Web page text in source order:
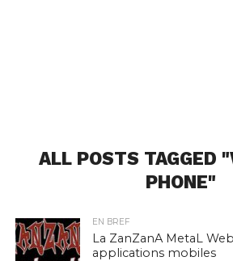
ALL POSTS TAGGED
PHONE"
EN BREF
La ZanZanA MetaL
applications mobiles